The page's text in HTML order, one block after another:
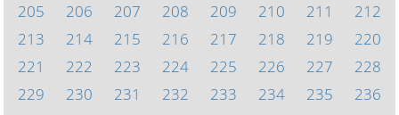
205
206 207 208 209 210 211
212
213
214 215 216 217 218 219
220
221
222 223 224 225 226 227
228
229
230 231 232 233 234 235
236